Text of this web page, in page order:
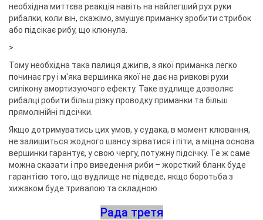
необхідна миттєва реакція навіть на найлегший рух руки
рибалки, коли він, скажімо, змушує приманку зробити стрибок
або підсікає рибу, що клюнула.
>
Тому необхідна така палиця джигів, з якої приманка легко
починає гру і м'яка вершинка якої не дає на ривкові рухи
силікону амортизуючого ефекту. Таке вудлище дозволяє
рибалці робити більш різку проводку приманки та більш
прямолінійні підсічки.
Якщо дотримуватись цих умов, у судака, в момент клювання,
не залишиться жодного шансу зірватися і піти, а міцна основа
вершинки гарантує, у свою чергу, потужну підсічку. Те ж саме
можна сказати і про виведення риби – жорсткий бланк буде
гарантією того, що вудлище не підведе, якщо боротьба з
хижаком буде тривалою та складною.
Рада третя